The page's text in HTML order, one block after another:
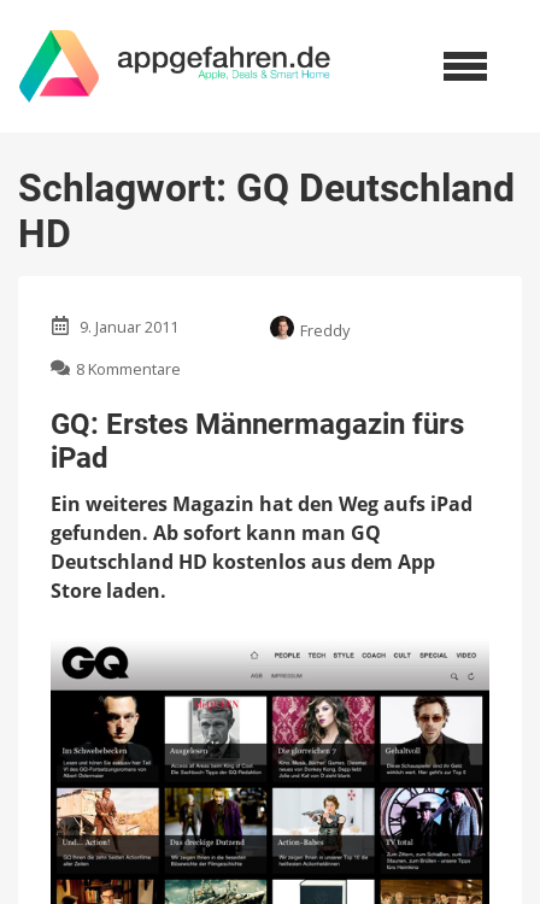
Schlagwort: GQ Deutschland
HD
9. Januar 2011
Freddy
8 Kommentare
Erstes
Männermagazin
GQ: Erstes Männermagazin fürs
iPad
Ein weiteres Magazin hat den Weg aufs iPad
gefunden. Ab sofort kann man GQ
Deutschland HD kostenlos aus dem App
Store laden.